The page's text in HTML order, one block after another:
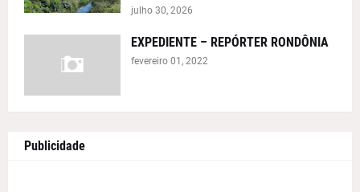
julho 30, 2026
EXPEDIENTE – REPÓRTER RONDÔNIA
fevereiro 01, 2022
Publicidade